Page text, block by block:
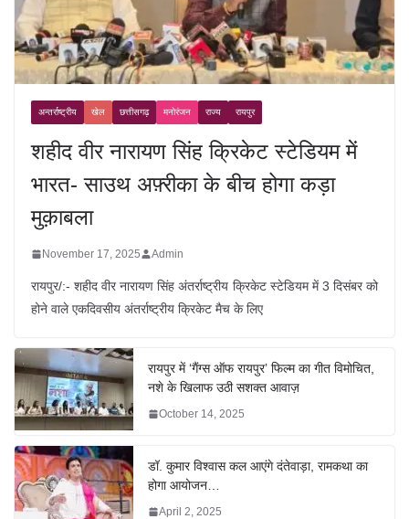
अन्तर्राष्ट्रीय खेल छत्तीसगढ़ मनोरंजन राज्य रायपुर
शहीद वीर नारायण सिंह क्रिकेट स्टेडियम में
भारत- साउथ अफ़्रीका के बीच होगा कड़ा
मुक़ाबला
November 17, 2025 Admin
रायपुर/:- शहीद वीर नारायण सिंह अंतर्राष्ट्रीय क्रिकेट स्टेडियम में 3 दिसंबर को
होने वाले एकदिवसीय अंतर्राष्ट्रीय क्रिकेट मैच के लिए
रायपुर में ‘गैंग्स ऑफ रायपुर’ फिल्म का गीत विमोचित,
नशे के खिलाफ उठी सशक्त आवाज़
October 14, 2025
डॉ. कुमार विश्वास कल आएंगे दंतेवाड़ा, रामकथा का
होगा आयोजन…
April 2, 2025